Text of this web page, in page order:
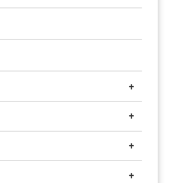
+
+
+
+